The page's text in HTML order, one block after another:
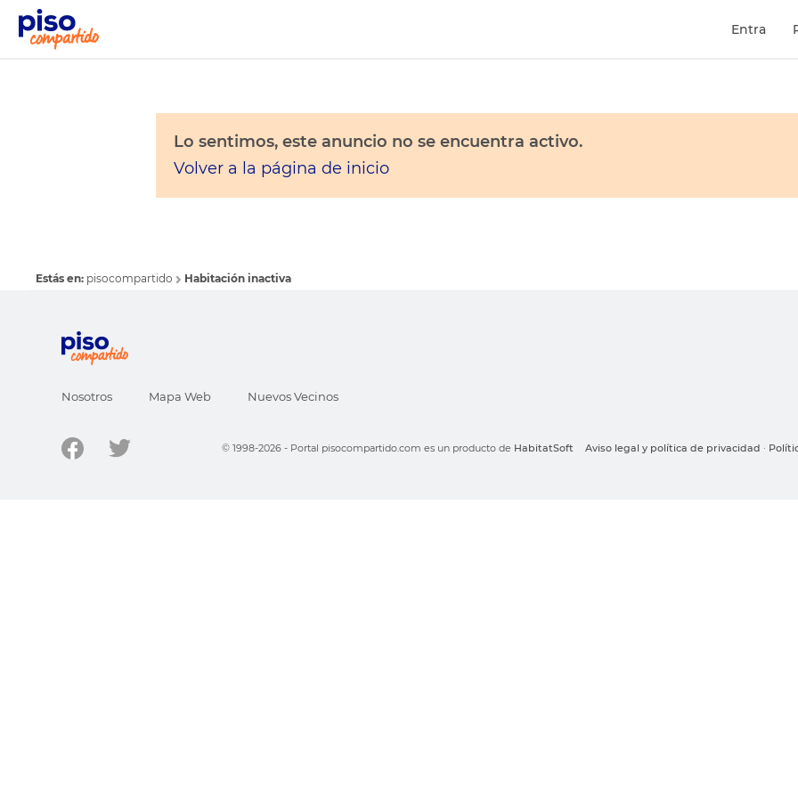
Entra
Lo sentimos, este anuncio no se encuentra activo.
Volver a la página de inicio
Estás en: pisocompartido Habitación inactiva
Nosotros Mapa Web Nuevos Vecinos
© 1998-2026 - Portal pisocompartido.com es un producto de HabitatSoft Aviso legal y política de privacidad ·